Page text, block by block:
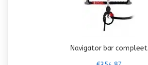
Navigator bar compleet